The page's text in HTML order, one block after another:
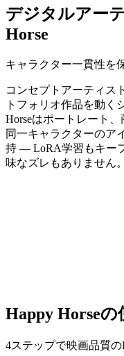
デジタルアー
Horse
キャラクター一貫性を
コンセプトアーティス
トフォリオ作品を動く
Horseはポートレート
同一キャラクターのア
持 — LoRA学習もキー
味なズレもありません。
Happy Horseの
4ステップで映画品質の